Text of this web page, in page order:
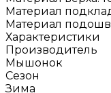
Материал
Материал
Характеристики
Производитель
Мышонок
Сезон
Зима